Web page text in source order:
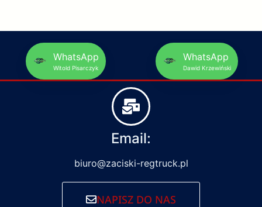
WhatsApp
Witold Pisarczyk
WhatsApp
Dawid Krzewiński
Email:
biuro@zaciski-regtruck.pl
NAPISZ DO NAS